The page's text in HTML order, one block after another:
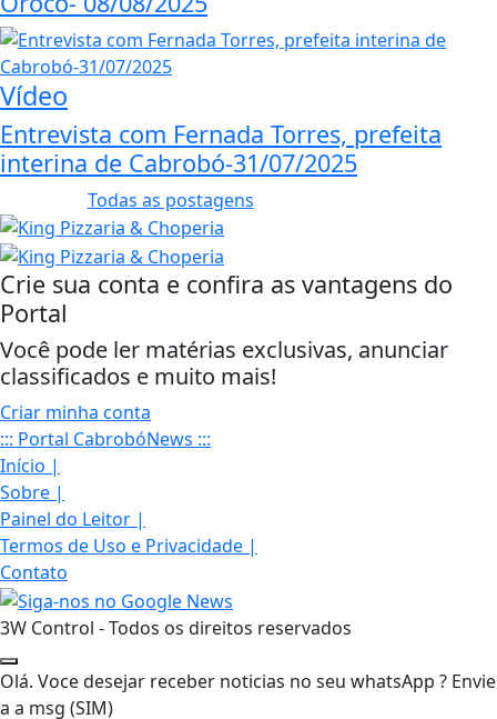
Vídeo
Entrevista com Fernada Torres, prefeita
interina de Cabrobó-31/07/2025
Todas as postagens
Crie sua conta e confira as vantagens do
Portal
Você pode ler matérias exclusivas, anunciar
classificados e muito mais!
Criar minha conta
::: Portal CabrobóNews :::
Início |
Sobre |
Painel do Leitor |
Termos de Uso e Privacidade |
Contato
3W Control - Todos os direitos reservados
Olá. Voce desejar receber noticias no seu whatsApp ? Envie
a a msg (SIM)